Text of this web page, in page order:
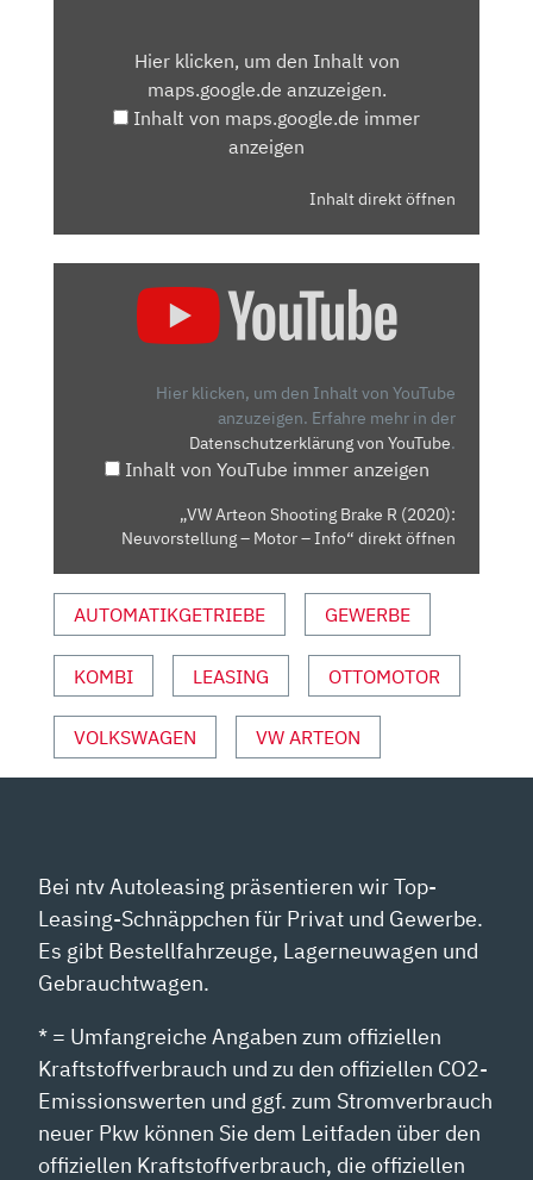
MAPS.GOOGLE.DEHier klicken, um den Inhalt von
maps.google.de anzuzeigen.
Inhalt von maps.google.de immer
anzeigen
Inhalt direkt öffnen
SHOOTING
NEUVORSTELLUNG
VON
YOUTUBE
Hier klicken, um den Inhalt von YouTube
anzuzeigen. Erfahre mehr in der
Datenschutzerklärung von YouTube.
Inhalt von YouTube immer anzeigen
„VW Arteon Shooting Brake R (2020):
Neuvorstellung – Motor – Info“ direkt öffnen
AUTOMATIKGETRIEBE GEWERBE
KOMBI LEASING OTTOMOTOR
VOLKSWAGEN VW ARTEON
Bei ntv Autoleasing präsentieren wir Top-
Leasing-Schnäppchen für Privat und Gewerbe.
Es gibt Bestellfahrzeuge, Lagerneuwagen und
Gebrauchtwagen.
* = Umfangreiche Angaben zum offiziellen
Kraftstoffverbrauch und zu den offiziellen CO2-
Emissionswerten und ggf. zum Stromverbrauch
neuer Pkw können Sie dem Leitfaden über den
offiziellen Kraftstoffverbrauch, die offiziellen